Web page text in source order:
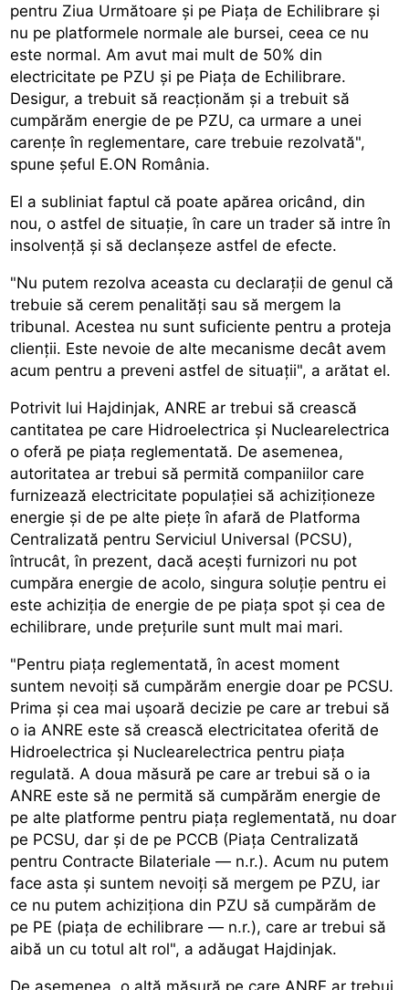
pentru Ziua Următoare și pe Piața de Echilibrare și
nu pe platformele normale ale bursei, ceea ce nu
este normal. Am avut mai mult de 50% din
electricitate pe PZU și pe Piața de Echilibrare.
Desigur, a trebuit să reacționăm și a trebuit să
cumpărăm energie de pe PZU, ca urmare a unei
carențe în reglementare, care trebuie rezolvată",
spune șeful E.ON România.
El a subliniat faptul că poate apărea oricând, din
nou, o astfel de situație, în care un trader să intre în
insolvență și să declanșeze astfel de efecte.
"Nu putem rezolva aceasta cu declarații de genul că
trebuie să cerem penalități sau să mergem la
tribunal. Acestea nu sunt suficiente pentru a proteja
clienții. Este nevoie de alte mecanisme decât avem
acum pentru a preveni astfel de situații", a arătat el.
Potrivit lui Hajdinjak, ANRE ar trebui să crească
cantitatea pe care Hidroelectrica și Nuclearelectrica
o oferă pe piața reglementată. De asemenea,
autoritatea ar trebui să permită companiilor care
furnizează electricitate populației să achiziționeze
energie și de pe alte piețe în afară de Platforma
Centralizată pentru Serviciul Universal (PCSU),
întrucât, în prezent, dacă acești furnizori nu pot
cumpăra energie de acolo, singura soluție pentru ei
este achiziția de energie de pe piața spot și cea de
echilibrare, unde prețurile sunt mult mai mari.
"Pentru piața reglementată, în acest moment
suntem nevoiți să cumpărăm energie doar pe PCSU.
Prima și cea mai ușoară decizie pe care ar trebui să
o ia ANRE este să crească electricitatea oferită de
Hidroelectrica și Nuclearelectrica pentru piața
regulată. A doua măsură pe care ar trebui să o ia
ANRE este să ne permită să cumpărăm energie de
pe alte platforme pentru piața reglementată, nu doar
pe PCSU, dar și de pe PCCB (Piața Centralizată
pentru Contracte Bilateriale — n.r.). Acum nu putem
face asta și suntem nevoiți să mergem pe PZU, iar
ce nu putem achiziționa din PZU să cumpărăm de
pe PE (piața de echilibrare — n.r.), care ar trebui să
aibă un cu totul alt rol", a adăugat Hajdinjak.
De asemenea, o altă măsură pe care ANRE ar trebui